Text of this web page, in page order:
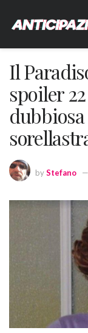
Il
spoiler
byStefano